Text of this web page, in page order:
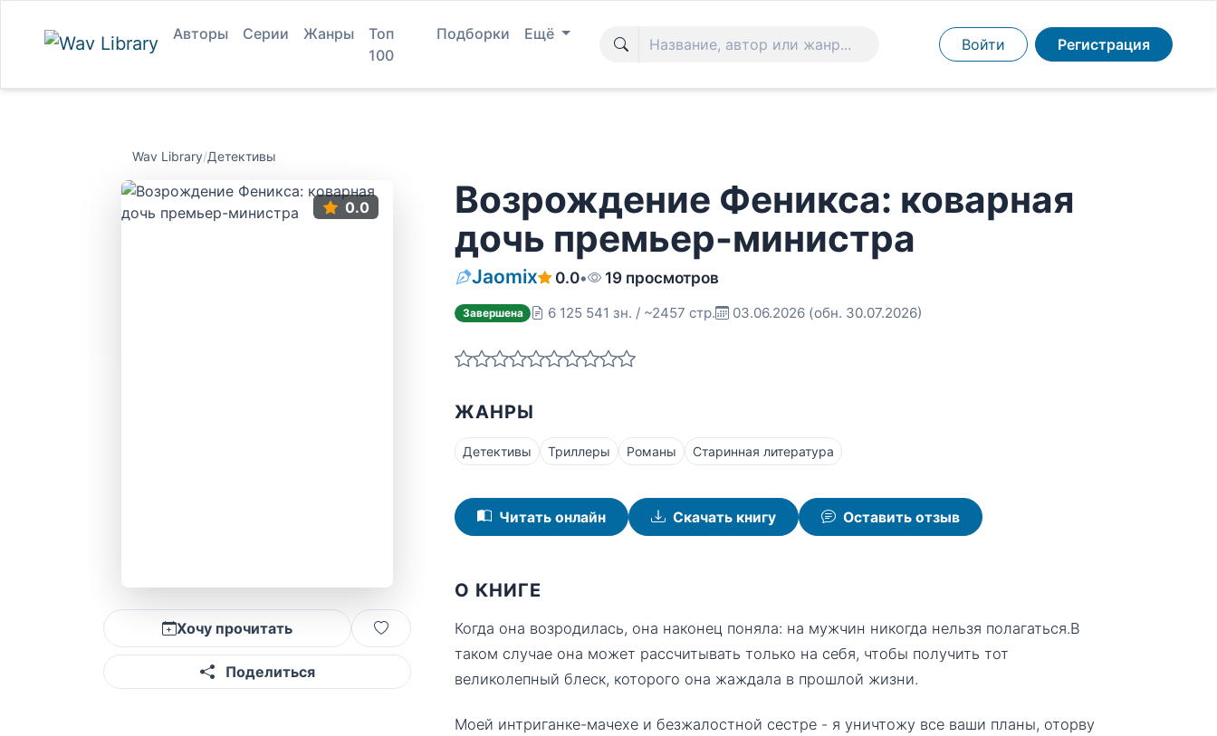
Авторы Серии Жанры
Топ
100
Подборки Ещё
Войти Регистрация
Wav Library/Детективы
0.0
Хочу прочитать
Поделиться
Возрождение Феникса: коварная
дочь премьер-министра
Jaomix 0.0• 19 просмотров
Завершена 6 125 541 зн. / ~2457 стр. 03.06.2026 (обн. 30.07.2026)
ЖАНРЫ
Детективы Триллеры Романы Старинная литература
Читать онлайн Скачать книгу Оставить отзыв
О КНИГЕ
Когда она возродилась, она наконец поняла: на мужчин никогда нельзя полагаться.В
таком случае она может рассчитывать только на себя, чтобы получить тот
великолепный блеск, которого она жаждала в прошлой жизни.
Моей интриганке-мачехе и безжалостной сестре - я уничтожу все ваши планы, оторву